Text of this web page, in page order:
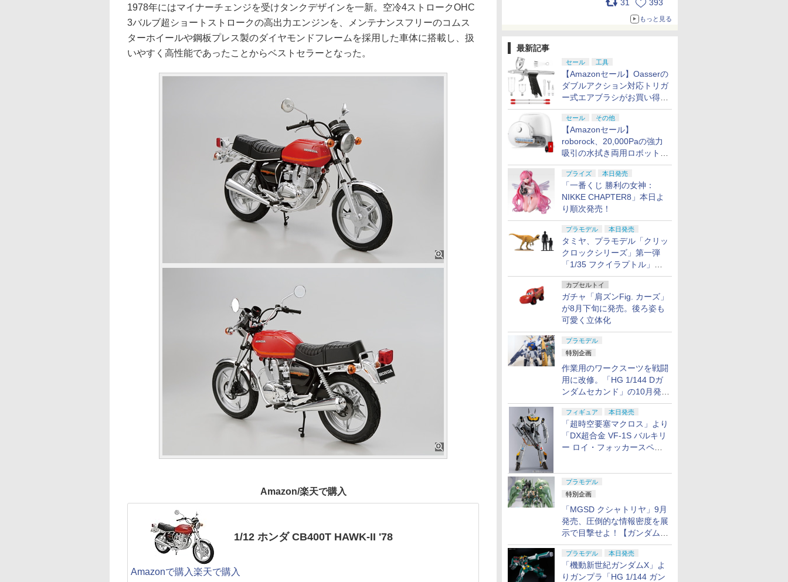
31 393
もっと見る
最新記事
セール 工具
【Amazonセール】Oasserの
ダブルアクション対応トリガ
ー式エアブラシがお買い得価
格で登場！
セール その他
【Amazonセール】
roborock、20,000Paの強力
吸引の水拭き両用ロボット掃
除機「Qrevo Curv 2 Flow」
がお買い得！
プライズ 本日発売
「一番くじ 勝利の女神：
NIKKE CHAPTER8」本日よ
り順次発売！
プラモデル 本日発売
タミヤ、プラモデル「クリッ
クロックシリーズ」第一弾
「1/35 フクイラプトル」本
日発売！
カプセルトイ
ガチャ「肩ズンFig. カーズ」
が8月下旬に発売。後ろ姿も
可愛く立体化
プラモデル
特別企画
作業用のワークスーツを戦闘
用に改修。「HG 1/144 Dガ
ンダムセカンド」の10月発送
分が予約受付中【ガンダムベ
ース撮り下ろし】
フィギュア 本日発売
「超時空要塞マクロス」より
「DX超合金 VF-1S バルキリ
ー ロイ・フォッカースペシ
プラモデル
特別企画
「MGSD クシャトリヤ」9月
発売、圧倒的な情報密度を展
示で目撃せよ！【ガンダムベ
ース撮り下ろし】
プラモデル 本日発売
「機動新世紀ガンダムX」よ
りガンプラ「HG 1/144 ガン
1978年にはマイナーチェンジを受けタンクデザインを一新。空冷4ストロークOHC
3バルブ超ショートストロークの高出力エンジンを、メンテナンスフリーのコムス
ターホイールや鋼板プレス製のダイヤモンドフレームを採用した車体に搭載し、扱
いやすく高性能であったことからベストセラーとなった。
Amazon/楽天で購入
1/12 ホンダ CB400T HAWK-II '78
Amazonで購入楽天で購入